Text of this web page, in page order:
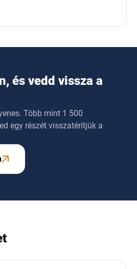
és vedd vissza a
Több mint 1 500
egy részét visszatérítjük a